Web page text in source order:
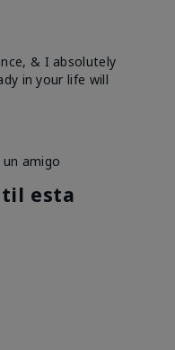
& I absolutely
in your life will
amigo
esta